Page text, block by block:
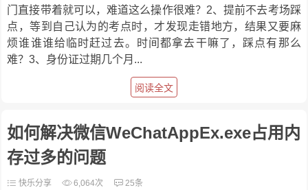
门直接带着就可以，难道这么操作很难？2、提前不去考场踩
点，等到自己认为的考点时，才发现走错地方，结果又要麻
烦谁谁谁给临时赶过去。时间都拿去干嘛了，踩点有那么
难？3、身份证过期几个月...
阅读全文
如何解决微信WeChatAppEx.exe占用内
存过多的问题
快乐分享 6,064次 25条